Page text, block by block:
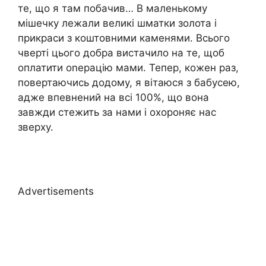
те, що я там побачив… В маленькому
мішечку лежали великі шматки золота і
прикраси з коштовними каменями. Всього
чверті цього добра вистачило на те, щоб
оплатити оnерацію мами. Тепер, кожен раз,
повертаючись додому, я вітаюся з бабусею,
адже впевнений на всі 100%, що вона
завжди стежить за нами і охороняє нас
зверху.
Advertisements